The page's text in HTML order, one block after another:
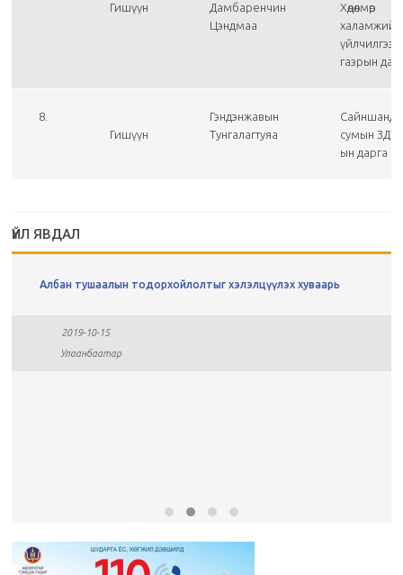
Гишүүн
Дамбаренчин
Цэндмаа
Хөдөлмөр
халамжийн
газрын
8.
Гишүүн
Гэндэнжавын
Тунгалагтуяа
Сайншанд
сумын
ын дарга
ҮЙЛ ЯВДАЛ
Албан тушаалын тодорхойлолтыг хэлэлцүүлэх хуваарь
2019-10-15
Улаанбаатар